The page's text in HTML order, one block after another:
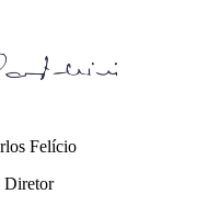
Felício
Diretor